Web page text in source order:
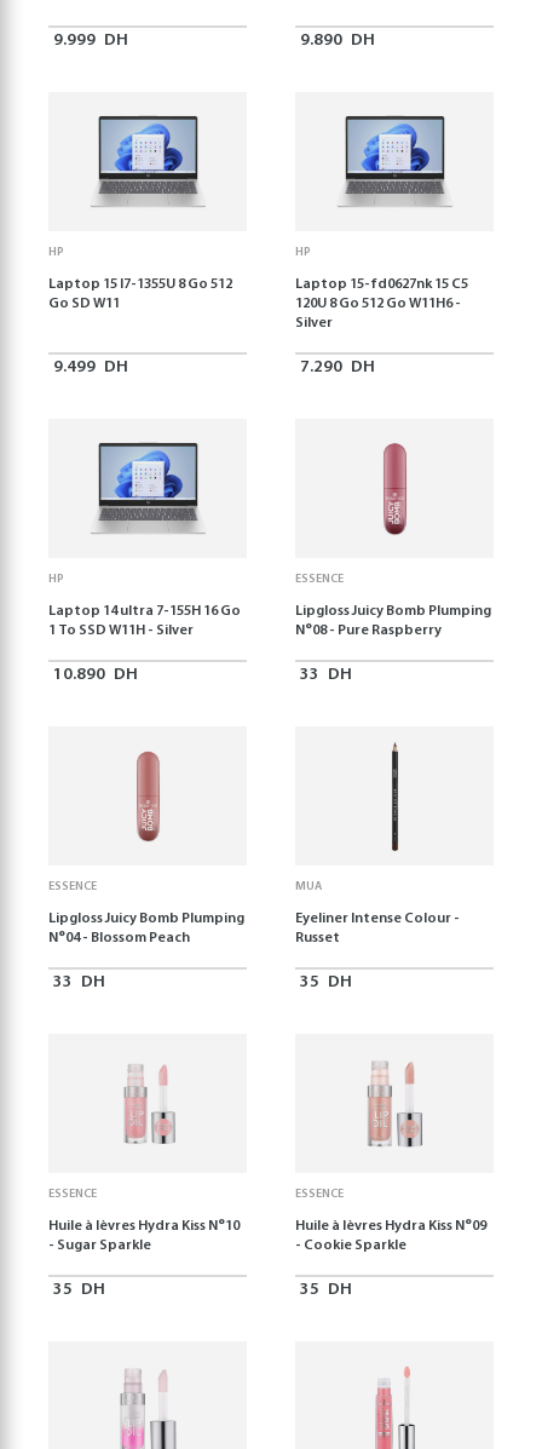
9.999 DH 9.890 DH
HP
Laptop 15 I7-1355U 8 Go 512
Go SD W11
9.499 DH
HP
Laptop 15-fd0627nk 15 C5
120U 8 Go 512 Go W11H6 -
Silver
7.290 DH
HP
Laptop 14 ultra 7-155H 16 Go
1 To SSD W11H - Silver
10.890 DH
ESSENCE
Lipgloss Juicy Bomb Plumping
N°08 - Pure Raspberry
33 DH
ESSENCE
Lipgloss Juicy Bomb Plumping
N°04 - Blossom Peach
33 DH
MUA
Eyeliner Intense Colour -
Russet
35 DH
ESSENCE
Huile à lèvres Hydra Kiss N°10
- Sugar Sparkle
35 DH
ESSENCE
Huile à lèvres Hydra Kiss N°09
- Cookie Sparkle
35 DH